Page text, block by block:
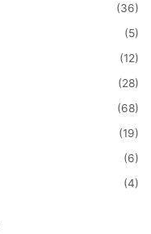
(36)
(5)
(12)
(28)
(68)
(19)
(6)
(4)